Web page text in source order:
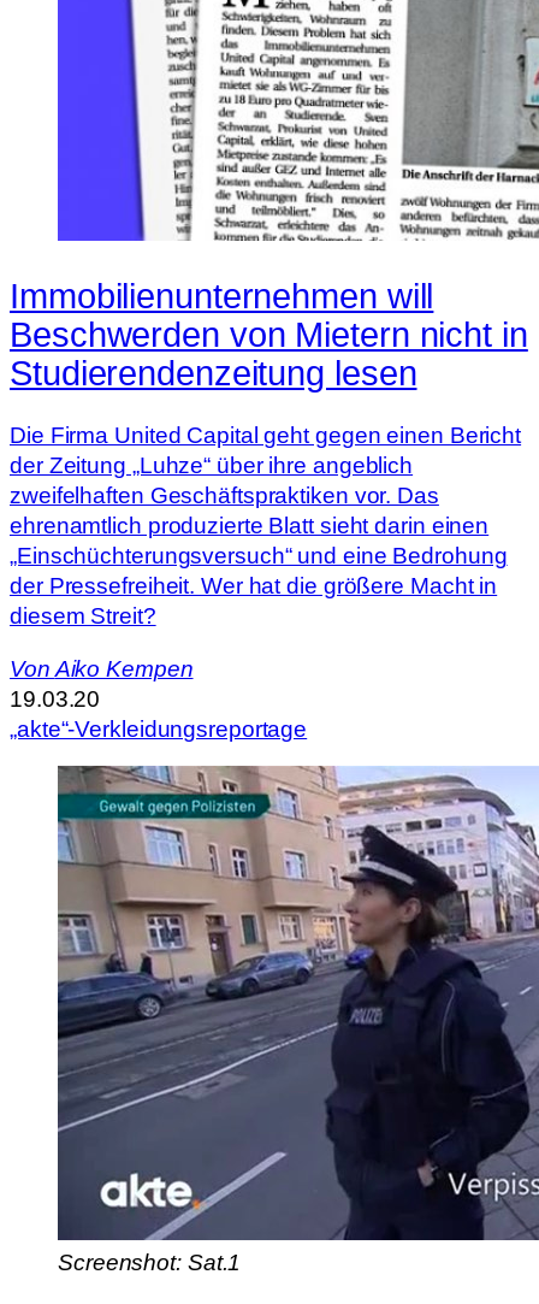
Immobilienunternehmen will
Beschwerden von Mietern nicht in
Studierendenzeitung lesen
Die Firma United Capital geht gegen einen Bericht
der Zeitung „Luhze“ über ihre angeblich
zweifelhaften Geschäftspraktiken vor. Das
ehrenamtlich produzierte Blatt sieht darin einen
„Einschüchterungsversuch“ und eine Bedrohung
der Pressefreiheit. Wer hat die größere Macht in
diesem Streit?
Von Aiko Kempen
19.03.20
„akte“-Verkleidungsreportage
Screenshot: Sat.1